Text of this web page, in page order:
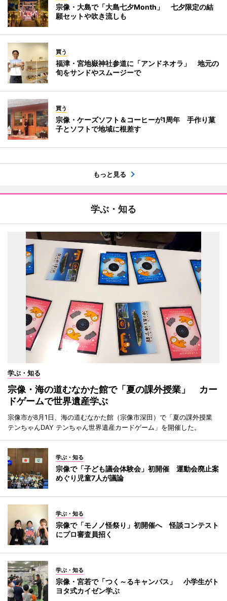
宗像・大島で「大島七夕Month」 七夕限定の結
願セットや吹き流しも
買う
福津・宮地嶽神社参道に「アンドネオラ」 地元の
旬をサンドやスムージーで
買う
宗像・ケーズソフト＆コーヒーが1周年 手作り菓
子とソフトで地域に根差す
もっと見る
学ぶ・知る
学ぶ・知る
宗像・海の道むなかた館で「夏の課外授業」 カー
ドゲームで世界遺産学ぶ
宗像市が8月1日、海の道むなかた館（宗像市深田）で「夏の課外授業
テンちゃんDAY テンちゃん世界遺産カードゲーム」を開催した。
学ぶ・知る
宗像で「子ども議会体験会」初開催 運動会廃止案
めぐり児童7人が議論
学ぶ・知る
宗像で「モノノ怪祭り」初開催へ 怪談コンテスト
にプロ審査員招く
学ぶ・知る
宗像・宮若で「つく～るキャンパス」 小学生がト
ヨタ式カイゼン学ぶ